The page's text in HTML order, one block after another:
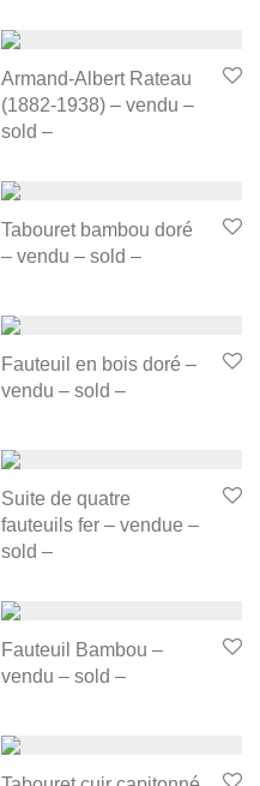
Armand-Albert Rateau
(1882-1938) – vendu –
sold –
Tabouret bambou doré
– vendu – sold –
Fauteuil en bois doré –
vendu – sold –
Suite de quatre
fauteuils fer – vendue –
sold –
Fauteuil Bambou –
vendu – sold –